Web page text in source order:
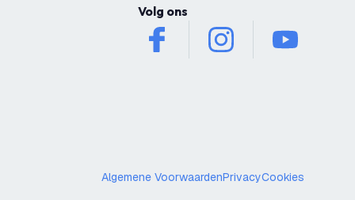
Volg ons
facebook instagram youtube
Algemene VoorwaardenPrivacyCookies